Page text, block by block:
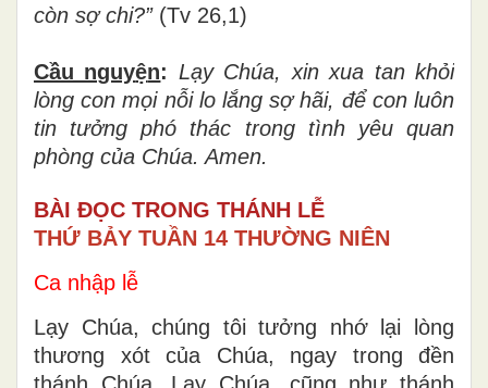
còn sợchi?”(Tv 26,1)
Cầu nguyện: Lạy Chúa, xin xua tan khỏi
lòng con mọi nỗi lo lắng sợhãi, đểcon luôn
tin tưởng phó thác trong tình yêu quan
phòng của Chúa. Amen.
BÀI ĐỌC TRONG THÁNH LỄ
THỨ BẢY TUẦN 14 THƯỜNG NIÊN
Ca nhập lễ
Lạy Chúa, chúng tôi tưởng nhớ lại lòng
thương xót của Chúa, ngay trong đền
thánh Chúa. Lạy Chúa, cũng như thánh